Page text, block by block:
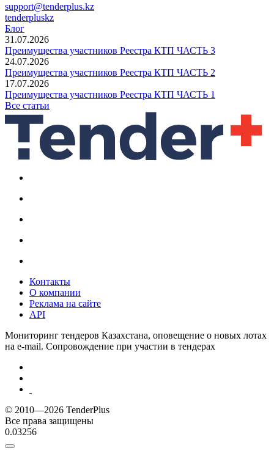
support@tenderplus.kz
tenderpluskz
Блог
31.07.2026
Преимущества участников Реестра КТП ЧАСТЬ 3
24.07.2026
Преимущества участников Реестра КТП ЧАСТЬ 2
17.07.2026
Преимущества участников Реестра КТП ЧАСТЬ 1
Все статьи
Контакты
О компании
Реклама на сайте
API
Мониторинг тендеров Казахстана, оповещение о новых лотах
на e-mail. Сопровождение при участии в тендерах
© 2010—2026 TenderPlus
Все права защищены
0.03256